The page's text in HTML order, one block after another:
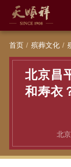
首页 殡葬文化
北京昌
和寿衣
北